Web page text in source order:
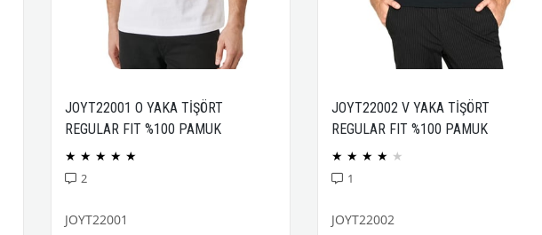
JOYT22001 O YAKA TİŞÖRT
REGULAR FIT %100 PAMUK
COMPACK PENYE
★ ★ ★ ★ ★
2
JOYT22001
JOYT22002 V YAKA TİŞÖRT
REGULAR FIT %100 PAMUK
COMPACK PENYE
★ ★ ★ ★ ★
1
JOYT22002